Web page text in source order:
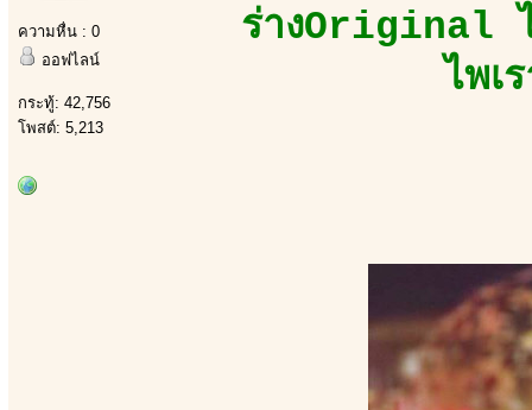
ความหื่น : 0
ออฟไลน์
กระทู้: 42,756
โพสต์: 5,213
ร่างOriginal ไ
ไพ